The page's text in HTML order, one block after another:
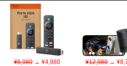
¥6,980→ ¥4,980 ¥12,980→